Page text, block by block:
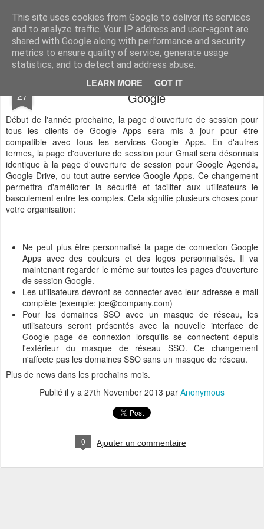
This site uses cookies from Google to deliver its services
and to analyze traffic. Your IP address and user-agent are
shared with Google along with performance and security
metrics to ensure quality of service, generate usage
statistics, and to detect and address abuse.
LEARN MORE GOT IT
Vivasoft - Revendeur Intégrateur Google apps et Zoho CRM
Accueil Découvrez tous nos produits Contactez-nous
27
Une nouvelle page d'authentification pour
Google
Début de l'année prochaine, la page d'ouverture de session pour
tous les clients de Google Apps sera mis à jour pour être
compatible avec tous les services Google Apps. En d'autres
termes, la page d'ouverture de session pour Gmail sera désormais
identique à la page d'ouverture de session pour Google Agenda,
Google Drive, ou tout autre service Google Apps. Ce changement
permettra d'améliorer la sécurité et faciliter aux utilisateurs le
basculement entre les comptes. Cela signifie plusieurs choses pour
votre organisation:
Ne peut plus être personnalisé la page de connexion Google
Apps avec des couleurs et des logos personnalisés. Il va
maintenant regarder le même sur toutes les pages d'ouverture
de session Google.
Les utilisateurs devront se connecter avec leur adresse e-mail
complète (exemple: joe@company.com)
Pour les domaines SSO avec un masque de réseau, les
utilisateurs seront présentés avec la nouvelle interface de
Google page de connexion lorsqu'ils se connectent depuis
l'extérieur du masque de réseau SSO. Ce changement
n'affecte pas les domaines SSO sans un masque de réseau.
Plus de news dans les prochains mois.
Publié il y a 27th November 2013 par Anonymous
0 Ajouter un commentaire